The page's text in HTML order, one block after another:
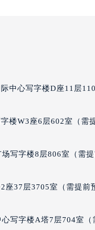
（需提前预约）
中心（需提前预约）
）
中心写字楼D座11层
楼W3座6层602室（需
写字楼8层806室（需
座37层3705室（需提前
写字楼A塔7层704室（